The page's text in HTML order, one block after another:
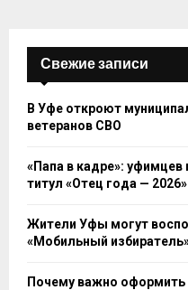
Свежие записи
В Уфе откроют
ветеранов СВО
«Папа в кадре»:
титул «Отец года — 2026»
Жители Уфы могут
«Мобильный
Почему важно оформить